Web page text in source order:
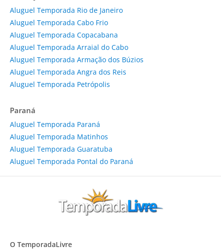
Aluguel Temporada Rio de Janeiro
Aluguel Temporada Cabo Frio
Aluguel Temporada Copacabana
Aluguel Temporada Arraial do Cabo
Aluguel Temporada Armação dos Búzios
Aluguel Temporada Angra dos Reis
Aluguel Temporada Petrópolis
Paraná
Aluguel Temporada Paraná
Aluguel Temporada Matinhos
Aluguel Temporada Guaratuba
Aluguel Temporada Pontal do Paraná
O TemporadaLivre